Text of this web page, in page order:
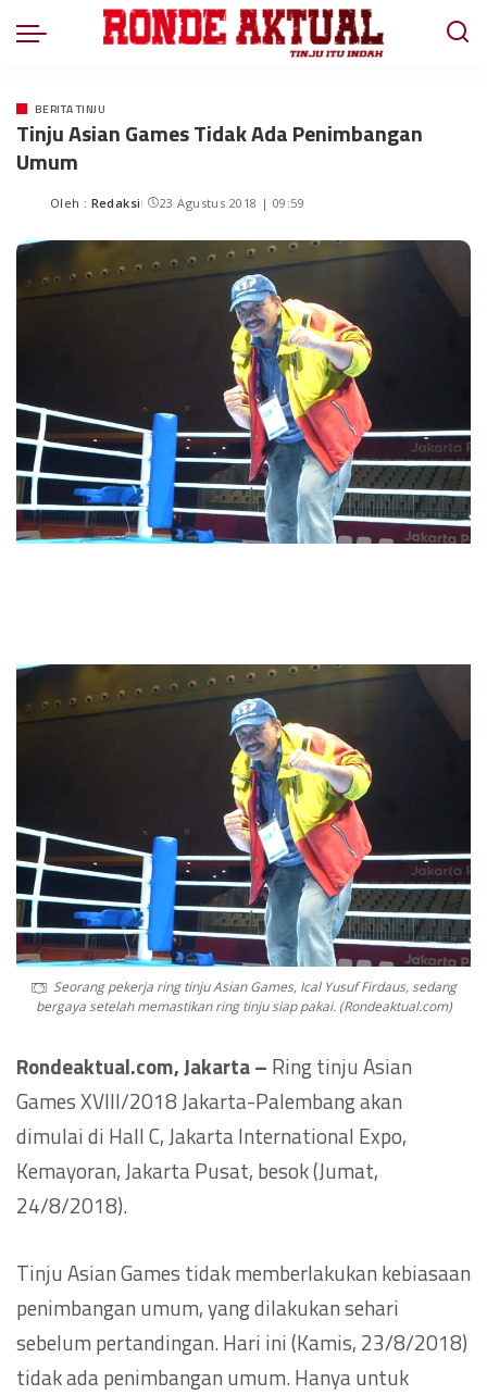
BERITA TINJU
Tinju Asian Games Tidak Ada Penimbangan
Umum
Oleh : Redaksi 23 Agustus 2018 | 09:59
Seorang pekerja ring tinju Asian Games, Ical Yusuf Firdaus, sedang
bergaya setelah memastikan ring tinju siap pakai. (Rondeaktual.com)
Rondeaktual.com, Jakarta – Ring tinju Asian
Games XVIII/2018 Jakarta-Palembang akan
dimulai di Hall C, Jakarta International Expo,
Kemayoran, Jakarta Pusat, besok (Jumat,
24/8/2018).
Tinju Asian Games tidak memberlakukan kebiasaan
penimbangan umum, yang dilakukan sehari
sebelum pertandingan. Hari ini (Kamis, 23/8/2018)
tidak ada penimbangan umum. Hanya untuk